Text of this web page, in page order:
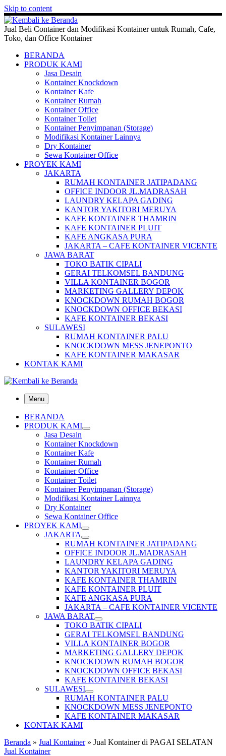
Skip to content
Jual Beli Container dan Modifikasi Kontainer untuk Rumah, Cafe,
Toko, dan Office Kontainer
BERANDA
PRODUK KAMI
Jasa Desain
Kontainer Knockdown
Kontainer Kafe
Kontainer Rumah
Kontainer Office
Kontainer Toilet
Kontainer Penyimpanan (Storage)
Modifikasi Kontainer Lainnya
Dry Kontainer
Sewa Kontainer Office
PROYEK KAMI
JAKARTA
RUMAH KONTAINER JATIPADANG
OFFICE INDOOR JL.MADRASAH
LAUNDRY KELAPA GADING
KANTOR YAKITORI MERUYA
KAFE KONTAINER THAMRIN
KAFE KONTAINER PLUIT
KAFE ANGKASA PURA
JAKARTA – CAFE KONTAINER VICENTE
JAWA BARAT
TOKO BATIK CIPALI
GERAI TELKOMSEL BANDUNG
VILLA KONTAINER BOGOR
MARKETING GALLERY DEPOK
KNOCKDOWN RUMAH BOGOR
KNOCKDOWN OFFICE BEKASI
KAFE KONTAINER BEKASI
SULAWESI
RUMAH KONTAINER PALU
KNOCKDOWN MESS JENEPONTO
KAFE KONTAINER MAKASAR
KONTAK KAMI
Menu
BERANDA
PRODUK KAMI
Jasa Desain
Kontainer Knockdown
Kontainer Kafe
Kontainer Rumah
Kontainer Office
Kontainer Toilet
Kontainer Penyimpanan (Storage)
Modifikasi Kontainer Lainnya
Dry Kontainer
Sewa Kontainer Office
PROYEK KAMI
JAKARTA
RUMAH KONTAINER JATIPADANG
OFFICE INDOOR JL.MADRASAH
LAUNDRY KELAPA GADING
KANTOR YAKITORI MERUYA
KAFE KONTAINER THAMRIN
KAFE KONTAINER PLUIT
KAFE ANGKASA PURA
JAKARTA – CAFE KONTAINER VICENTE
JAWA BARAT
TOKO BATIK CIPALI
GERAI TELKOMSEL BANDUNG
VILLA KONTAINER BOGOR
MARKETING GALLERY DEPOK
KNOCKDOWN RUMAH BOGOR
KNOCKDOWN OFFICE BEKASI
KAFE KONTAINER BEKASI
SULAWESI
RUMAH KONTAINER PALU
KNOCKDOWN MESS JENEPONTO
KAFE KONTAINER MAKASAR
KONTAK KAMI
Beranda » Jual Kontainer » Jual Kontainer di PAGAI SELATAN
Jual Kontainer